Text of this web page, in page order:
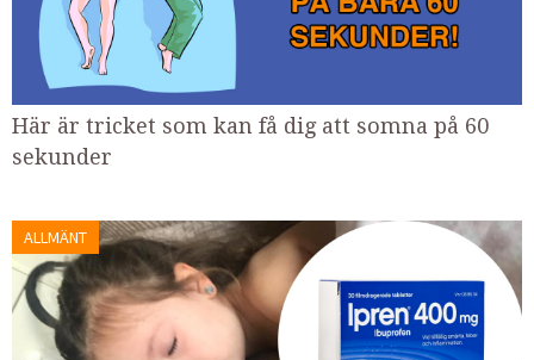
Här är tricket som kan få dig att somna på 60
sekunder
ALLMÄNT